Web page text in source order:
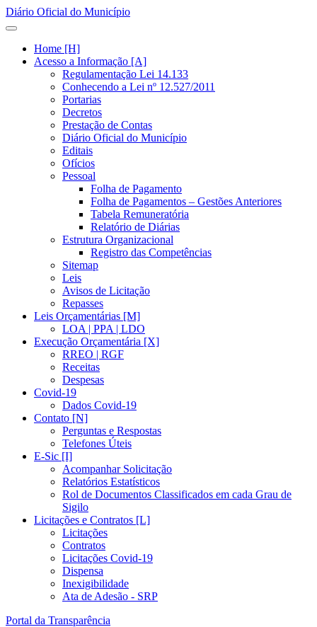
Diário Oficial do Município
Home [H]
Acesso a Informação [A]
Regulamentação Lei 14.133
Conhecendo a Lei nº 12.527/2011
Portarias
Decretos
Prestação de Contas
Diário Oficial do Município
Editais
Ofícios
Pessoal
Folha de Pagamento
Folha de Pagamentos – Gestões Anteriores
Tabela Remuneratória
Relatório de Diárias
Estrutura Organizacional
Registro das Competências
Sitemap
Leis
Avisos de Licitação
Repasses
Leis Orçamentárias [M]
LOA | PPA | LDO
Execução Orçamentária [X]
RREO | RGF
Receitas
Despesas
Covid-19
Dados Covid-19
Contato [N]
Perguntas e Respostas
Telefones Úteis
E-Sic [I]
Acompanhar Solicitação
Relatórios Estatísticos
Rol de Documentos Classificados em cada Grau de
Sigilo
Licitações e Contratos [L]
Licitações
Contratos
Licitações Covid-19
Dispensa
Inexigibilidade
Ata de Adesão - SRP
Portal da Transparência